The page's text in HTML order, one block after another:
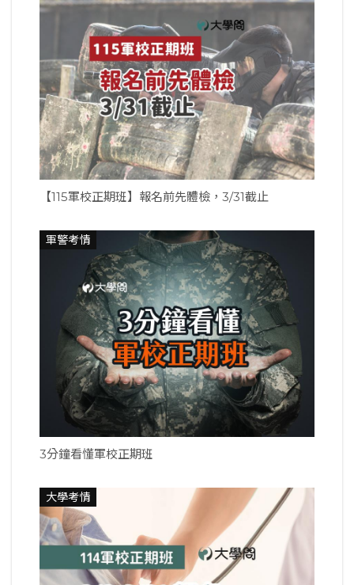
【115軍校正期班】報名前先體檢，3/31截止
軍警考情
3分鐘看懂軍校正期班
大學考情